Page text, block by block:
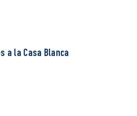
a la Casa Blanca